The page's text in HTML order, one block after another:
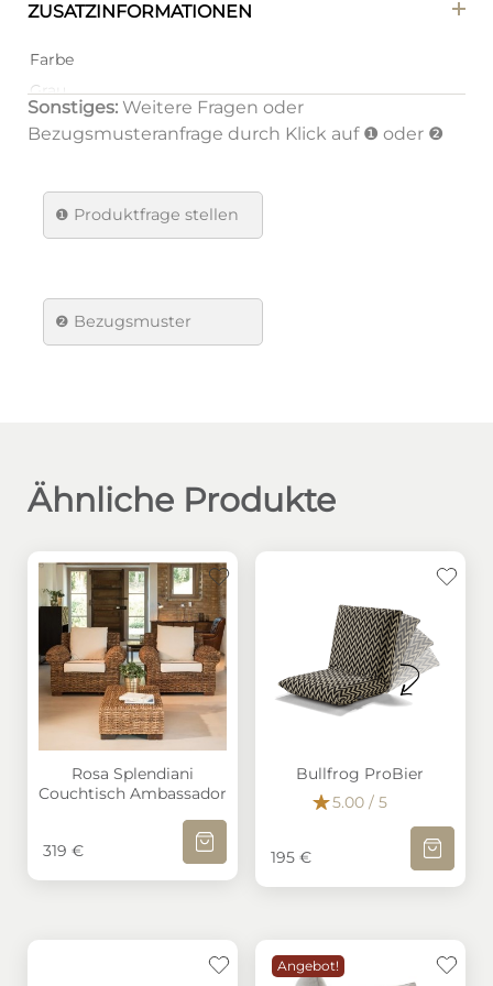
ZUSATZINFORMATIONEN
Farbe
Grau
Farbe Gestell
Material Gestell
Stoff
Sonstiges: Weitere Fragen oder
Bezugsmusteranfrage durch Klick auf ❶ oder ❷
❶ Produktfrage stellen
❷ Bezugsmuster
Ähnliche Produkte
Rosa Splendiani Couchtisch Ambassador
Rosa Splendiani
Couchtisch Ambassador
319 €
IN DEN WARENKORB
Bullfrog ProBier
Bullfrog ProBier
5.00 / 5
195 €
IN DEN
Angebot!